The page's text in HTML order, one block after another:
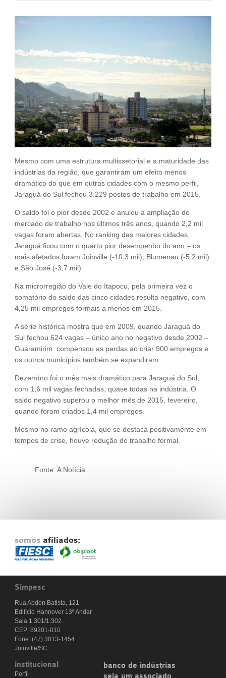
VAGAS
Mesmo com uma estrutura multissetorial e a maturidade das
indústrias da região, que garantiram um efeito menos
dramático do que em outras cidades com o mesmo perfil,
Jaraguá do Sul fechou 3.229 postos de trabalho em 2015.
O saldo foi o pior desde 2002 e anulou a ampliação do
mercado de trabalho nos últimos três anos, quando 2,2 mil
vagas foram abertas. No ranking das maiores cidades,
Jaraguá ficou com o quarto pior desempenho do ano – os
mais afetados foram Joinville (-10,3 mil), Blumenau (-5,2 mil)
e São José (-3,7 mil).
Na microrregião do Vale do Itapocu, pela primeira vez o
somatório do saldo das cinco cidades resulta negativo, com
4,25 mil empregos formais a menos em 2015.
A série histórica mostra que em 2009, quando Jaraguá do
Sul fechou 624 vagas – único ano no negativo desde 2002 –
Guaramirim compensou as perdas ao criar 900 empregos e
os outros municípios também se expandiram.
Dezembro foi o mês mais dramático para Jaraguá do Sul,
com 1,6 mil vagas fechadas, quase todas na indústria. O
saldo negativo superou o melhor mês de 2015, fevereiro,
quando foram criados 1,4 mil empregos.
Mesmo no ramo agrícola, que se destaca positivamente em
tempos de crise, houve redução do trabalho formal.
Fonte: A Notícia
somos afiliados:
Simpesc
Rua Abdon Batista, 121
Edifício Hannover 13º Andar
Sala 1.301/1.302
CEP: 89201-010
Fone: (47) 3013-1454
Joinville/SC
institucional
Perfil
banco de indústrias